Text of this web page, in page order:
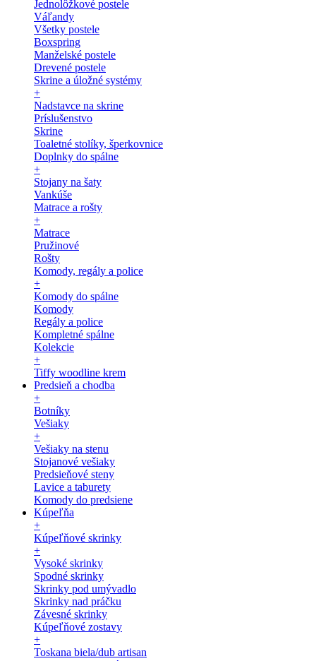
Jednolôžkové postele
Váľandy
Všetky postele
Boxspring
Manželské postele
Drevené postele
Skrine a úložné systémy
+
Nadstavce na skrine
Príslušenstvo
Skrine
Toaletné stolíky, šperkovnice
Doplnky do spálne
+
Stojany na šaty
Vankúše
Matrace a rošty
+
Matrace
Pružinové
Rošty
Komody, regály a police
+
Komody do spálne
Komody
Regály a police
Kompletné spálne
Kolekcie
+
Tiffy woodline krem
Predsieň a chodba
+
Botníky
Vešiaky
+
Vešiaky na stenu
Stojanové vešiaky
Predsieňové steny
Lavice a taburety
Komody do predsiene
Kúpeľňa
+
Kúpeľňové skrinky
+
Vysoké skrinky
Spodné skrinky
Skrinky pod umývadlo
Skrinky nad práčku
Závesné skrinky
Kúpeľňové zostavy
+
Toskana biela/dub artisan